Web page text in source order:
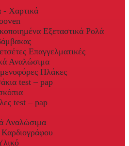
- Χαρτικά
Εξεταστικά Ρολά
Επαγγελματικές
Αναλώσιμα
Πλάκες
test – pap
test – pap
Αναλώσιμα